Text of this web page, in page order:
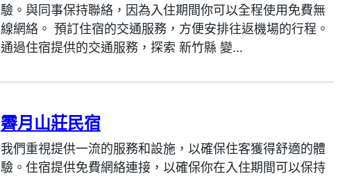
驗。與同事保持聯絡，因為入住期間你可以全程使用免費無
線網絡。 預訂住宿的交通服務，方便安排往返機場的行程。
通過住宿提供的交通服務，探索 新竹縣 變...
霽月山莊民宿
我們重視提供一流的服務和設施，以確保住客獲得舒適的體
驗。住宿提供免費網絡連接，以確保你在入住期間可以保持